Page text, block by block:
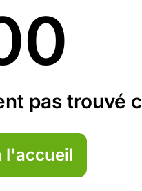
pas trouvé
l'accueil